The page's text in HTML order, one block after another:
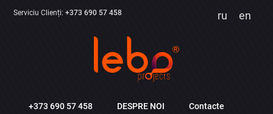
Serviciu Clienți:+373 690 57 458 ru en
+373 690 57 458 DESPRE NOI Contacte